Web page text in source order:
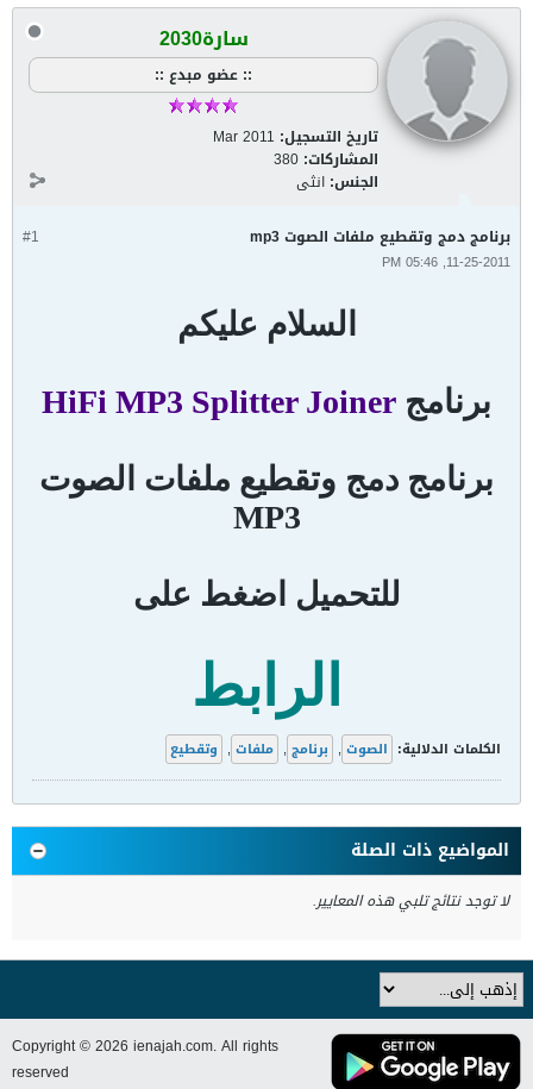
سارة2030
:: عضو مبدع ::
تاريخ التسجيل: Mar 2011
المشاركات: 380
الجنس: انثى
#1 برنامج دمج وتقطيع ملفات الصوت mp3
11-25-2011, 05:46 PM
السلام عليكم
برنامج HiFi MP3 Splitter Joiner
برنامج دمج وتقطيع ملفات الصوت
MP3
للتحميل اضغط على
الرابط
الكلمات الدلالية: الصوت , برنامج , ملفات , وتقطيع
المواضيع ذات الصلة
لا توجد نتائج تلبي هذه المعايير.
Copyright © 2026 ienajah.com. All rights
reserved